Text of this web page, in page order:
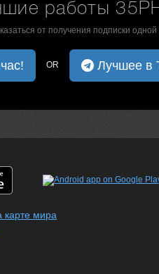
работы
от получения подписки одной
OR Лучшее в
карте мира